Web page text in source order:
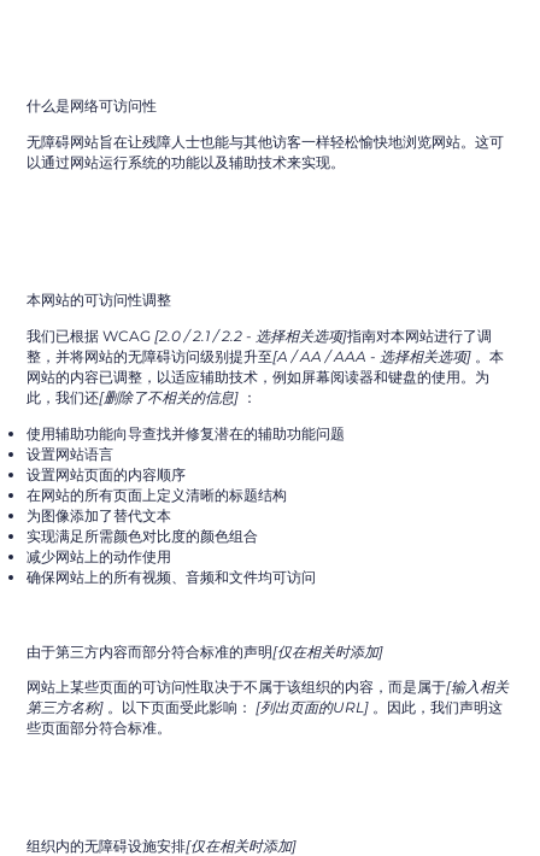
什么是网络可访问性
无障碍网站旨在让残障人士也能与其他访客一样轻松愉快地浏览网站。这可
以通过网站运行系统的功能以及辅助技术来实现。
本网站的可访问性调整
我们已根据 WCAG[2.0 / 2.1 / 2.2 - 选择相关选项]指南对本网站进行了调
整，并将网站的无障碍访问级别提升至[A / AA / AAA - 选择相关选项] 。本
网站的内容已调整，以适应辅助技术，例如屏幕阅读器和键盘的使用。为
此，我们还[删除了不相关的信息] ：
使用辅助功能向导查找并修复潜在的辅助功能问题
设置网站语言
设置网站页面的内容顺序
在网站的所有页面上定义清晰的标题结构
为图像添加了替代文本
实现满足所需颜色对比度的颜色组合
减少网站上的动作使用
确保网站上的所有视频、音频和文件均可访问
由于第三方内容而部分符合标准的声明[仅在相关时添加]
网站上某些页面的可访问性取决于不属于该组织的内容，而是属于[输入相关
第三方名称] 。以下页面受此影响：[列出页面的URL] 。因此，我们声明这
些页面部分符合标准。
组织内的无障碍设施安排[仅在相关时添加]